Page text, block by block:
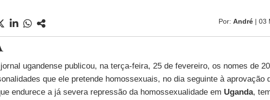
Por: André| 03
ugandense publicou, na terça-feira, 25 de fevereiro, os nomes de
que ele pretende homossexuais, no dia seguinte à aprovação
endurece a já severa repressão da homossexualidade em Uganda,